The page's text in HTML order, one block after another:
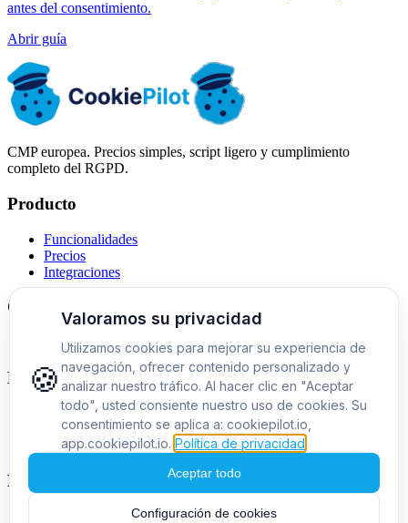
antes del consentimiento.
Abrir guía
CMP europea. Precios simples, script ligero y cumplimiento
completo del RGPD.
Producto
Funcionalidades
Precios
Integraciones
Comparativas
Alternativa a Cookiebot
Empresa
Sobre nosotros
Contacto
Blog
Legal
Política de privacidad